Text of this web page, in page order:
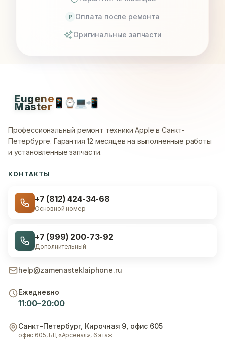
P Оплата после ремонта
Оригинальные запчасти
Eugene
Master📱 ⌚💻📲
Профессиональный ремонт техники Apple в Санкт-
Петербурге. Гарантия 12 месяцев на выполненные работы
и установленные запчасти.
КОНТАКТЫ
+7 (812) 424-34-68
Основной номер
+7 (999) 200-73-92
Дополнительный
help@zamenasteklaiphone.ru
Ежедневно
11:00–20:00
Санкт-Петербург, Кирочная 9, офис 605
офис 605, БЦ «Арсенал», 6 этаж